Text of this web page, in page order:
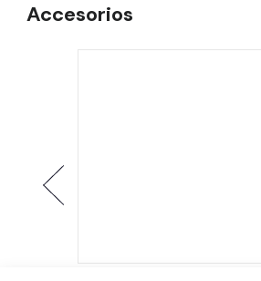
Accesorios